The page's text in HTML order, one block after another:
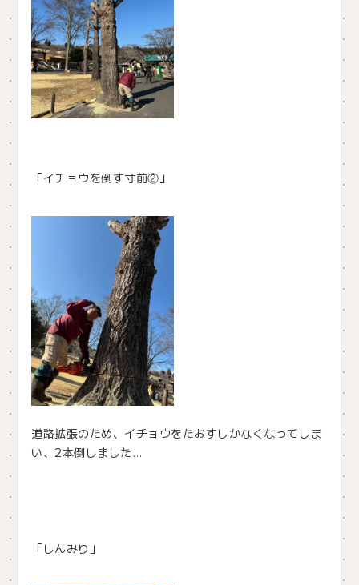
「イチョウを倒す寸前②」
道路拡張のため、イチョウをたおすしかなくなってしま
い、2本倒しました…
「しんみり」